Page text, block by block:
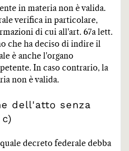
in materia non è valida.
verifica in particolare,
di cui all'art. 67a lett.
che ha deciso di indire il
è anche l'organo
In caso contrario, la
non è valida.
dell'atto senza
decreto federale debba